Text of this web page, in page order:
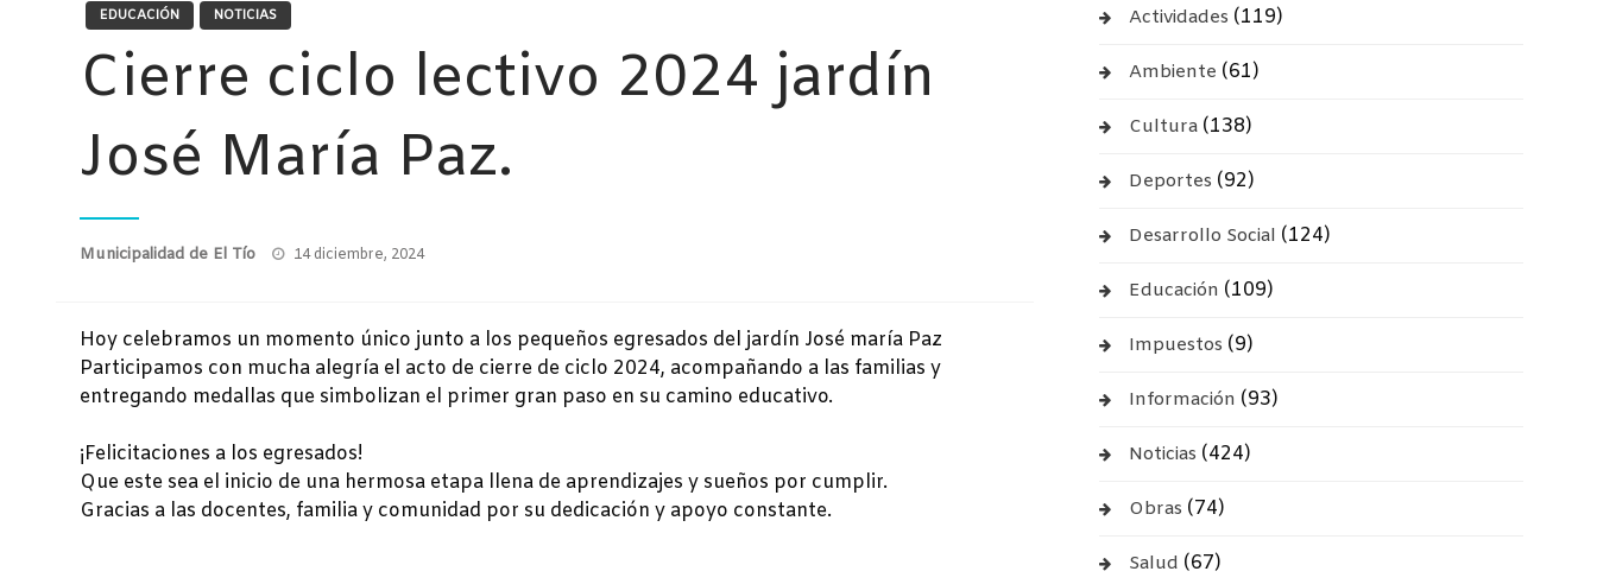
EDUCACIÓN NOTICIAS
Cierre ciclo lectivo 2024 jardín
José María Paz.
Municipalidad de El Tío
Publicado
14 diciembre, 2024
Hoy celebramos un momento único junto a los pequeños egresados del jardín José maría Paz
Participamos con mucha alegría el acto de cierre de ciclo 2024, acompañando a las familias y
entregando medallas que simbolizan el primer gran paso en su camino educativo.
¡Felicitaciones a los egresados!
Que este sea el inicio de una hermosa etapa llena de aprendizajes y sueños por cumplir.
Gracias a las docentes, familia y comunidad por su dedicación y apoyo constante.
Actividades (119)
Ambiente (61)
Cultura (138)
Deportes (92)
Desarrollo Social (124)
Educación (109)
Impuestos (9)
Información (93)
Noticias (424)
Obras (74)
Salud (67)